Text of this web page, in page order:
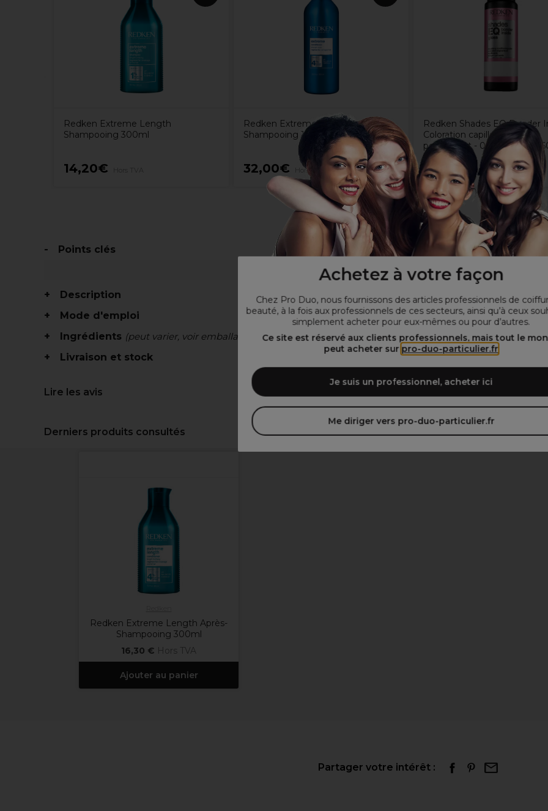
Achetez à votre façon
Chez Pro Duo, nous fournissons des articles professionnels de
beauté, à la fois aux professionnels de ces secteurs, ainsi qu’à ceux
simplement acheter pour eux-mêmes ou pour d’autres.
Ce site est réservé aux clients professionnels, mais tout le
peut acheter sur pro-duo-particulier.fr
Je suis un professionnel, acheter ici
Me diriger vers pro-duo-particulier.fr
Redken Extreme Length
Shampooing 300ml
14,20€
Redken Extreme Après-
Shampooing 1l
32,00€ Hors TVA
Redken Shades EQ Bonder
Coloration capillaire demi-
permanent - 08CR Sunrise
12,80€ Hors TVA
Points clés
Description
Mode d'emploi
Ingrédients (peut varier, voir emballage)
Livraison et stock
Lire les avis
Derniers produits consultés
Redken Extreme Length Après-
Shampooing 300ml
16,30 € Hors TVA
Ajouter au panier
Partager votre intérêt :